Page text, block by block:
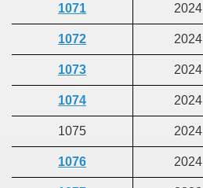
1071 2024
1072 2024
1073 2024
1074 2024
1075 2024
1076 2024